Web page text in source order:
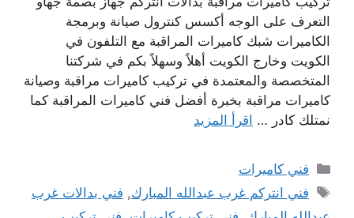
التعرف على الوجه أكسس كنترول صيانة وبرمجة
الكاميرات شبك كاميرات المراقبة مع التلفون في
الكويت وخارج الكويت أهلاً وسهلاً بكم في شركتنا
المتخصصة والمعتمدة في تركيب كاميرات مراقبة وصيانة
كاميرات مراقبة بخبرة أفضل فني كاميرات المراقبة كما
نمتلك كادر … اقرأ المزيد
التصنيفات
فني كاميرات
الوسوم
فني انتركم غرب عبدالله المبارك, فني بدالات غرب